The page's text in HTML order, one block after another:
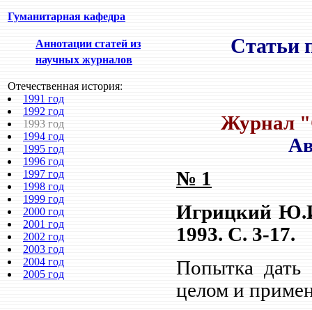
Гуманитарная кафедра
Аннотации статей из
научных журналов
Отечественная история:
1991 год
1992 год
1993 год
1994 год
1995 год
1996 год
1997 год
1998 год
1999 год
2000 год
2001 год
2002 год
2003 год
2004 год
2005 год
Статьи
Журнал
№ 1
Игрицкий
1993. С. 3-17.
Попытка дать
целом и